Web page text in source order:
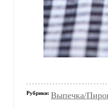
Рубрики: Выпечка/